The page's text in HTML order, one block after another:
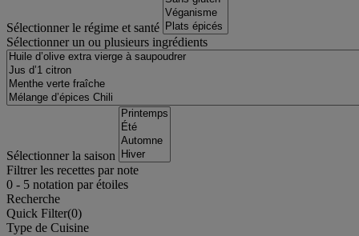
Sélectionner le régime et santé
Sélectionner un ou plusieurs ingrédients
Sélectionner la saison
Filtrer les recettes par note
0 - 5 notation par étoiles
Recherche
Quick Filter(0)
Type de Cuisine